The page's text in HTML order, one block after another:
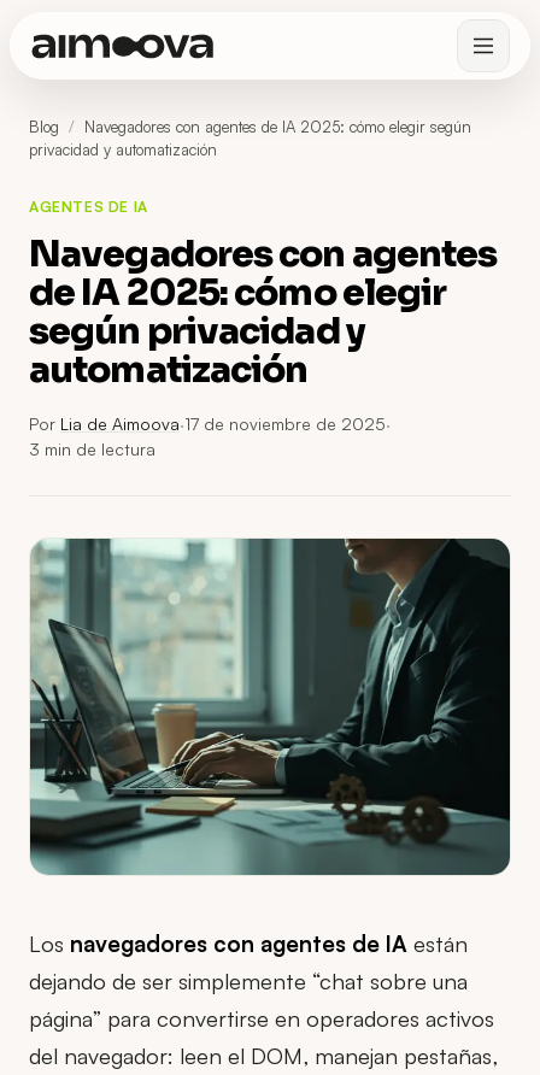
Blog / Navegadores con agentes de IA 2025: cómo elegir según
privacidad y automatización
AGENTES DE IA
Navegadores con agentes
de IA 2025: cómo elegir
según privacidad y
automatización
Por Lia de Aimoova·17 de noviembre de 2025·
3 min de lectura
Los navegadores con agentes de IA están
dejando de ser simplemente “chat sobre una
página” para convertirse en operadores activos
del navegador: leen el DOM, manejan pestañas,